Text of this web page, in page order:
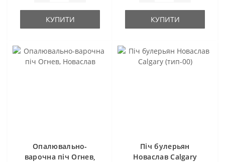
КУПИТИ КУПИТИ
Опалювально-
варочна піч Огнев,
Піч булерьян
Новаслав Calgary